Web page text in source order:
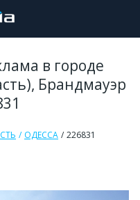
в городе
Брандмауэр
ОДЕССА 226831